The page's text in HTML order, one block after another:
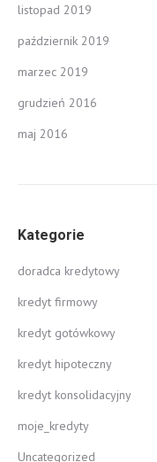
listopad 2019
październik 2019
marzec 2019
grudzień 2016
maj 2016
Kategorie
doradca kredytowy
kredyt firmowy
kredyt gotówkowy
kredyt hipoteczny
kredyt konsolidacyjny
moje_kredyty
Uncategorized